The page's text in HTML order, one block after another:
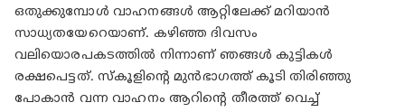
ഒതുക്കുമ്പോൾ വാഹനങ്ങൾ ആറ്റിലേക്ക് മറിയാൻ
സാധ്യതയേറെയാണ്. കഴിഞ്ഞ ദിവസം
വലിയൊരപകടത്തിൽ നിന്നാണ് ഞങ്ങൾ കുട്ടികൾ
രക്ഷപെട്ടത്. സ്കൂളിന്റെ മുൻഭാഗത്ത് കൂടി തിരിഞ്ഞു
പോകാൻ വന്ന വാഹനം ആറിന്റെ തീരത്ത് വെച്ച്